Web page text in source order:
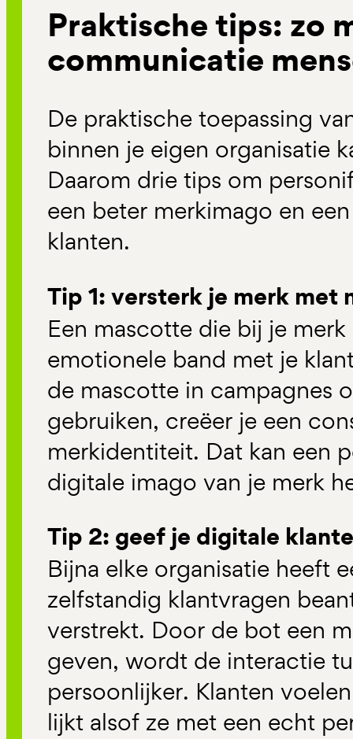
Praktische tips: zo
communicatie
De praktische toepassing
binnen je eigen organisatie
Daarom drie tips om
een beter merkimago en
klanten.
Tip 1: versterk je merk met
Een mascotte die bij je
emotionele band met je
de mascotte in campagnes
gebruiken, creëer je een
merkidentiteit. Dat kan een
digitale imago van je merk
Tip 2: geef je digitale
Bijna elke organisatie heeft
zelfstandig klantvragen
verstrekt. Door de bot een
geven, wordt de interactie
persoonlijker. Klanten
lijkt alsof ze met een echt